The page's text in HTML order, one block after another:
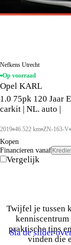
Nefkens Utrecht
Op voorraad
Opel KARL
1.0 75pk 120 Jaar
carkit | NL. auto |
2019 46.522 km ZN-163-V
Kopen
Financieren vanaf
Vergelijk
Twijfel je tussen
praktische tips
vinden die
Sla de slider